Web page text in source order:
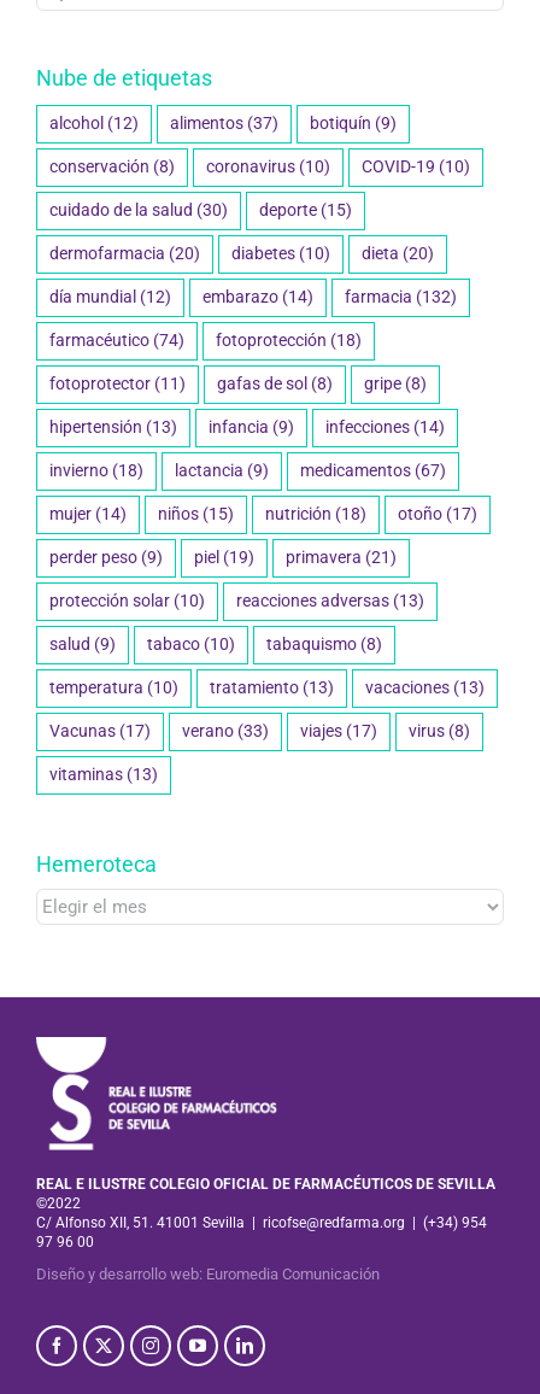
Nube de etiquetas
alcohol (12) alimentos (37) botiquín (9)
conservación (8) coronavirus (10) COVID-19 (10)
cuidado de la salud (30) deporte (15)
dermofarmacia (20) diabetes (10) dieta (20)
día mundial (12) embarazo (14) farmacia (132)
farmacéutico (74) fotoprotección (18)
fotoprotector (11) gafas de sol (8) gripe (8)
hipertensión (13) infancia (9) infecciones (14)
invierno (18) lactancia (9) medicamentos (67)
mujer (14) niños (15) nutrición (18) otoño (17)
perder peso (9) piel (19) primavera (21)
protección solar (10) reacciones adversas (13)
salud (9) tabaco (10) tabaquismo (8)
temperatura (10) tratamiento (13) vacaciones (13)
Vacunas (17) verano (33) viajes (17) virus (8)
vitaminas (13)
Hemeroteca
Hemeroteca
REAL E ILUSTRE COLEGIO OFICIAL DE FARMACÉUTICOS DE SEVILLA
©2022
C/ Alfonso XII, 51. 41001 Sevilla | ricofse@redfarma.org | (+34) 954
97 96 00
Diseño y desarrollo web: Euromedia Comunicación